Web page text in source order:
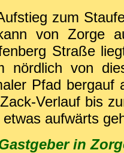
zum
von Zorge
Straße
nördlich von
Pfad bergauf
Verlauf bis
etwas aufwärts
in